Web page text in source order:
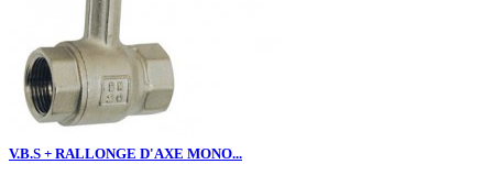
V.B.S + RALLONGE D'AXE MONO...